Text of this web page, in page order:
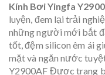
Kính Bơi Yingfa
luyện, đem lại trải
những người mới bắt
tốt, đệm silicon êm ái
mặt và ngăn nước
Y2900AF Được trang